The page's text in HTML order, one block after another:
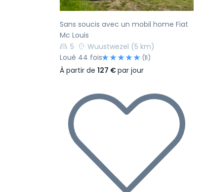
Sans soucis avec un mobil home Fiat
Mc Louis
5
Wuustwezel (5 km)
Loué 44 fois
(11)
À partir de 127 €par jour